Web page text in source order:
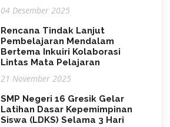
04 Desember 2025
Rencana Tindak Lanjut
Pembelajaran Mendalam
Bertema Inkuiri Kolaborasi
Lintas Mata Pelajaran
21 November 2025
SMP Negeri 16 Gresik Gelar
Latihan Dasar Kepemimpinan
Siswa (LDKS) Selama 3 Hari